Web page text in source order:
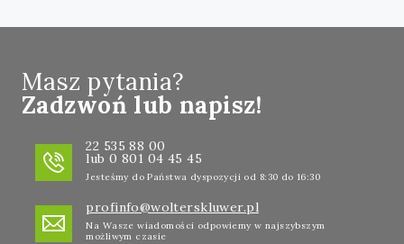
Masz pytania?
Zadzwoń lub napisz!
22 535 88 00
lub 0 801 04 45 45
Jesteśmy do Państwa dyspozycji od 8:30 do 16:30
profinfo@wolterskluwer.pl
Na Wasze wiadomości odpowiemy w najszybszym
możliwym czasie